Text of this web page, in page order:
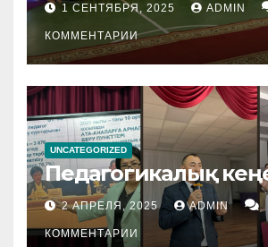
1 СЕНТЯБРЯ, 2025 ADMIN
КОММЕНТАРИИ
UNCATEGORIZED
Педагогикалық
2 АПРЕЛЯ, 2025 ADMIN
КОММЕНТАРИИ